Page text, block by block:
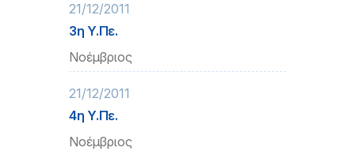
21/12/2011
3η Υ.Πε.
Νοέμβριος
21/12/2011
4η Υ.Πε.
Νοέμβριος